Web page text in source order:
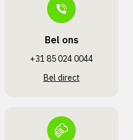
Bel ons
+31 85 024 0044
Bel direct